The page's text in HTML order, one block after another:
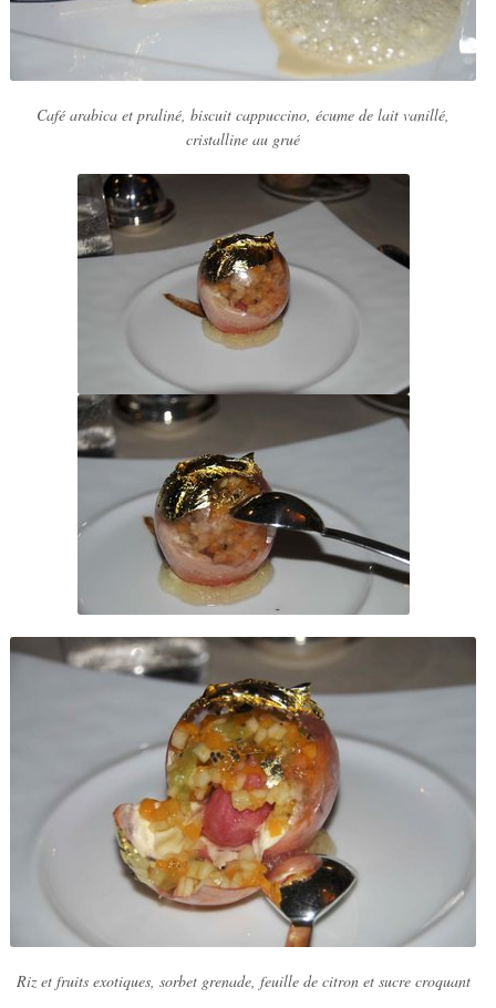
Café arabica et praliné, biscuit cappuccino, écume de lait vanillé,
cristalline au grué
Riz et fruits exotiques, sorbet grenade, feuille de citron et sucre croquant